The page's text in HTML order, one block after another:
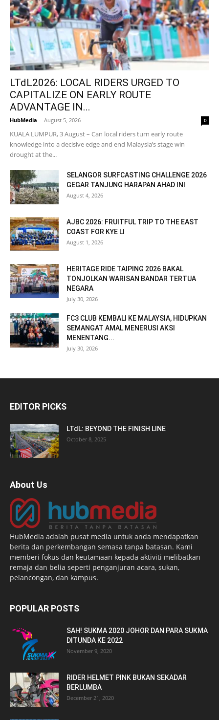
LTdL2026: LOCAL RIDERS URGED TO
CAPITALIZE ON EARLY ROUTE
ADVANTAGE IN...
HubMedia - August 5, 2026 0
KUALA LUMPUR, 3 August – Can local riders turn early route
knowledge into a decisive edge and end Malaysia’s stage win
drought at the...
SELANGOR SURFCASTING CHALLENGE 2026
GEGAR TANJUNG HARAPAN AHAD INI
August 4, 2026
AJBC 2026: FRUITFUL TRIP TO THE EAST
COAST FOR KYE LI
August 1, 2026
HERITAGE RIDE TAIPING 2026 BAKAL
TONJOLKAN WARISAN BANDAR TERTUA
NEGARA
July 30, 2026
FC3 CLUB KEMBALI KE MALAYSIA, HIDUPKAN
SEMANGAT AMAL MENERUSI AKSI
MENENTANG...
July 30, 2026
EDITOR PICKS
LTdL: BEYOND THE FINISH LINE
October 8, 2025
About Us
HubMedia adalah pusat media untuk anda mendapatkan
berita dan perkembangan semasa tanpa batasan. Kami
memberi fokus dan keutamaan kepada aktiviti melibatkan
remaja dan belia seperti penganjuran acara, sukan,
pelancongan, dan kampus.
POPULAR POSTS
SAH! SUKMA 2020 JOHOR DAN PARA SUKMA
DITUNDA KE 2022
November 9, 2020
RIDER HELMET PINK BUKAN SEKADAR
BERLUMBA
December 21, 2020